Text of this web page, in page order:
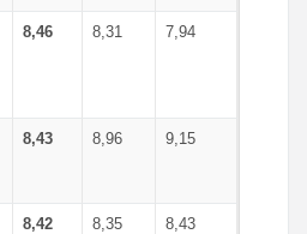
8,46 8,31 7,94
8,43 8,96 9,15
8,42 8,35 8,43